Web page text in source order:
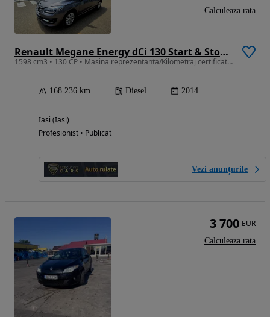
Renault Megane Energy dCi 130 Start & Stop FAP Coupe-Cabri Luxe
1598 cm3 • 130 CP • Masina reprezentanta/Kilometraj certificat/Garantie 12 luni
168 236 km Diesel 2014
Iasi (Iasi)
Profesionist • Publicat
Vezi anunțurile
Calculeaza rata
3 700 EUR
Calculeaza rata